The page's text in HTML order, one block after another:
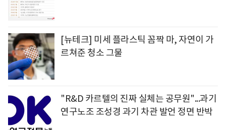
[뉴테크] 미세 플라스틱 꼼짝 마, 자연이 가
르쳐준 청소 그물
"R&D 카르텔의 진짜 실체는 공무원"...과기
연구노조 조성경 과기 차관 발언 정면 반박